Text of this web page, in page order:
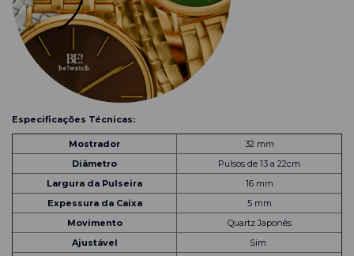
Especificações Técnicas:
Mostrador
32 mm
Diâmetro
Pulsos de 13 a 22cm
Largura da Pulseira
16 mm
Expessura da Caixa
5 mm
Movimento
Quartz Japonês
Ajustável
Sim